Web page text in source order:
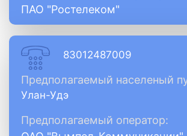
ПАО "Ростелеком"
83012487009
Предполагаемый населеный
Улан-Удэ
Предполагаемый оператор: